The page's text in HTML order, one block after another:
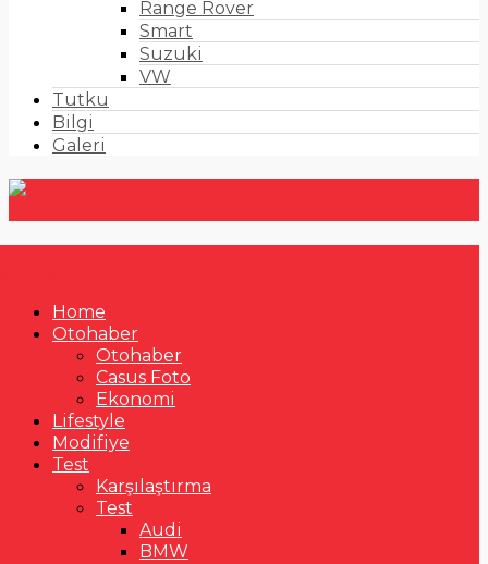
Range Rover
Smart
Suzuki
VW
Tutku
Bilgi
Galeri
Home
Otohaber
Otohaber
Casus Foto
Ekonomi
Lifestyle
Modifiye
Test
Karşılaştırma
Test
Audi
BMW